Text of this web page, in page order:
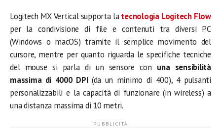
Logitech MX Vertical supporta latecnologia Logitech Flow
per la condivisione di file e contenuti tra diversi PC
(Windows o macOS) tramite il semplice movimento del
cursore, mentre per quanto riguarda le specifiche tecniche
del mouse si parla di un sensore con una sensibilità
massima di 4000 DPI(da un minimo di 400), 4 pulsanti
personalizzabili e la capacità di funzionare (in wireless) a
una distanza massima di 10 metri.